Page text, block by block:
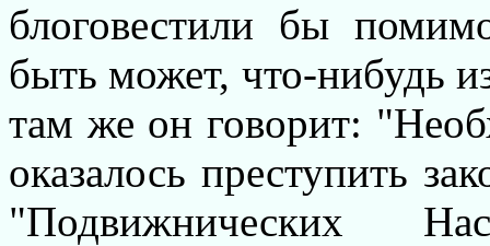
блоговестили бы
быть может, что-нибудь
там же он говорит:
оказалось преступить
"Подвижнических